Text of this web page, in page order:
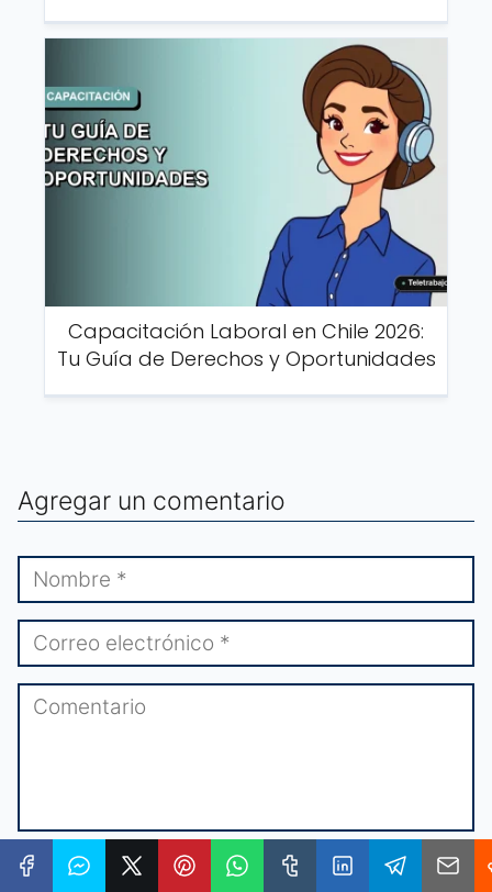
Capacitación Laboral en Chile 2026:
Tu Guía de Derechos y Oportunidades
Agregar un comentario
★